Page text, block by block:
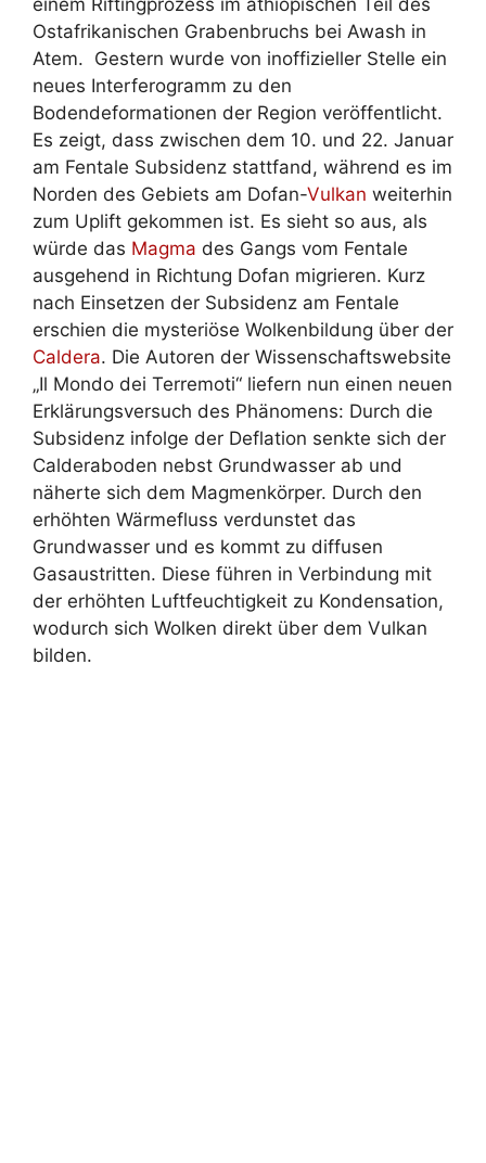
Ostafrikanischen Grabenbruchs bei Awash in
Atem. Gestern wurde von inoffizieller Stelle ein
neues Interferogramm zu den
Bodendeformationen der Region veröffentlicht.
Es zeigt, dass zwischen dem 10. und 22. Januar
am Fentale Subsidenz stattfand, während es im
Norden des Gebiets am Dofan-Vulkan weiterhin
zum Uplift gekommen ist. Es sieht so aus, als
würde das Magma des Gangs vom Fentale
ausgehend in Richtung Dofan migrieren. Kurz
nach Einsetzen der Subsidenz am Fentale
erschien die mysteriöse Wolkenbildung über der
Caldera. Die Autoren der Wissenschaftswebsite
„Il Mondo dei Terremoti“ liefern nun einen neuen
Erklärungsversuch des Phänomens: Durch die
Subsidenz infolge der Deflation senkte sich der
Calderaboden nebst Grundwasser ab und
näherte sich dem Magmenkörper. Durch den
erhöhten Wärmefluss verdunstet das
Grundwasser und es kommt zu diffusen
Gasaustritten. Diese führen in Verbindung mit
der erhöhten Luftfeuchtigkeit zu Kondensation,
wodurch sich Wolken direkt über dem Vulkan
bilden.